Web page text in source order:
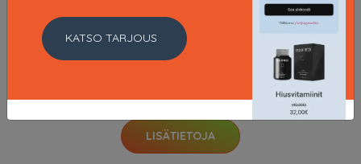
Clarifying Clay Wash Cleanse & Tone, 150 ml Elemis
LISÄTIETOJA
KATSO TARJOUS